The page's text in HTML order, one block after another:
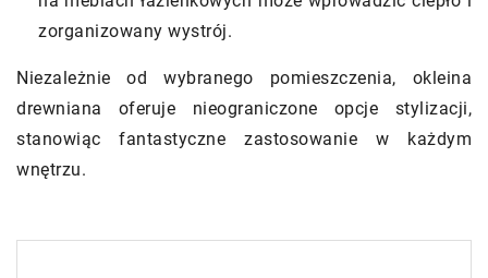
zorganizowany wystrój.
Niezależnie od wybranego pomieszczenia, okleina
drewniana oferuje nieograniczone opcje stylizacji,
stanowiąc fantastyczne zastosowanie w każdym
wnętrzu.